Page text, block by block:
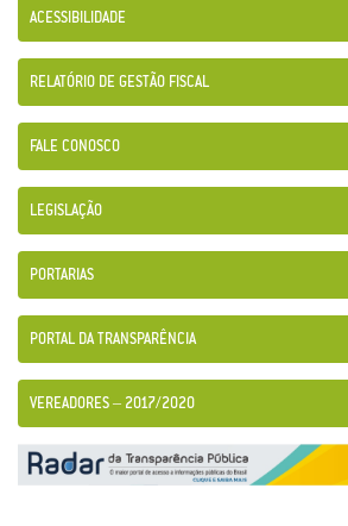
ACESSIBILIDADE
RELATÓRIO DE GESTÃO FISCAL
FALE CONOSCO
LEGISLAÇÃO
PORTARIAS
PORTAL DA TRANSPARÊNCIA
VEREADORES – 2017/2020